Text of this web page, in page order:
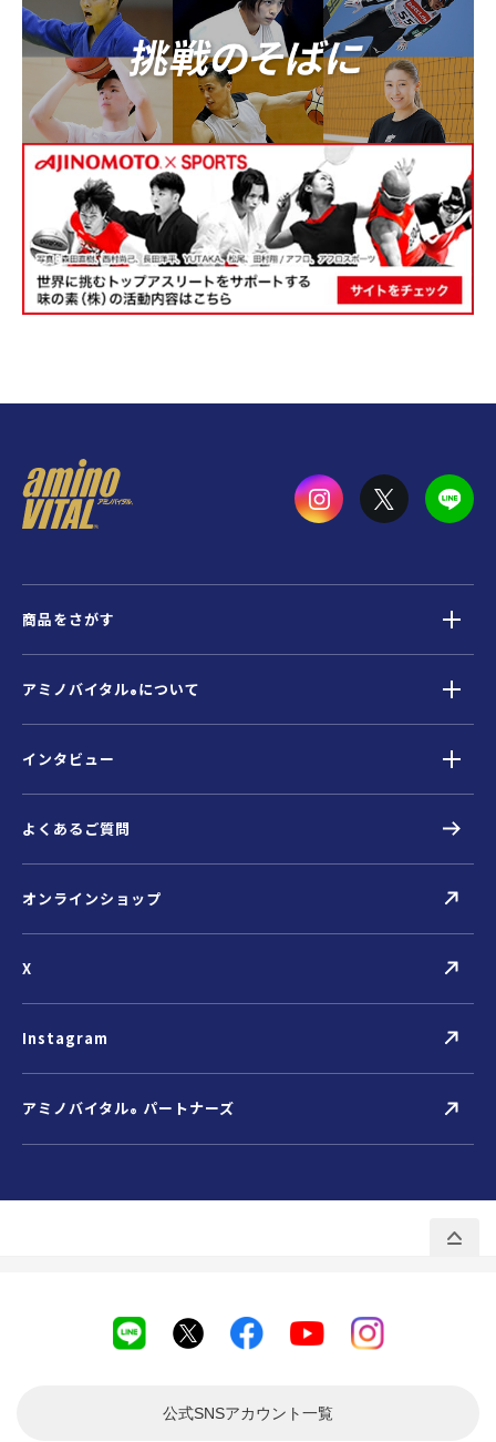
商品をさがす
アミノバイタル® について
インタビュー
よくあるご質問
オンラインショップ
X
Instagram
アミノバイタル® パートナーズ
公式SNSアカウント一覧